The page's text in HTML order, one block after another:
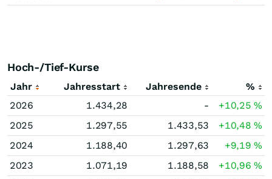
Hoch-/Tief-Kurse
Jahr Jahresstart Jahresende
%
2026
1.434,28 - +10,25%
2025
1.297,55 1.433,53 +10,48%
2024
1.188,40 1.297,63 +9,19%
2023
1.071,19 1.188,58 +10,96%